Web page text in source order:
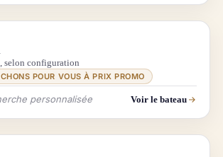
selon configuration
POUR VOUS À PRIX PROMO
personnalisée Voir le bateau